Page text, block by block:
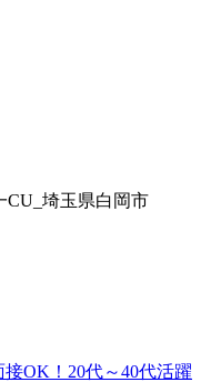
CU_埼玉県白岡市
OK！20代～40代活躍